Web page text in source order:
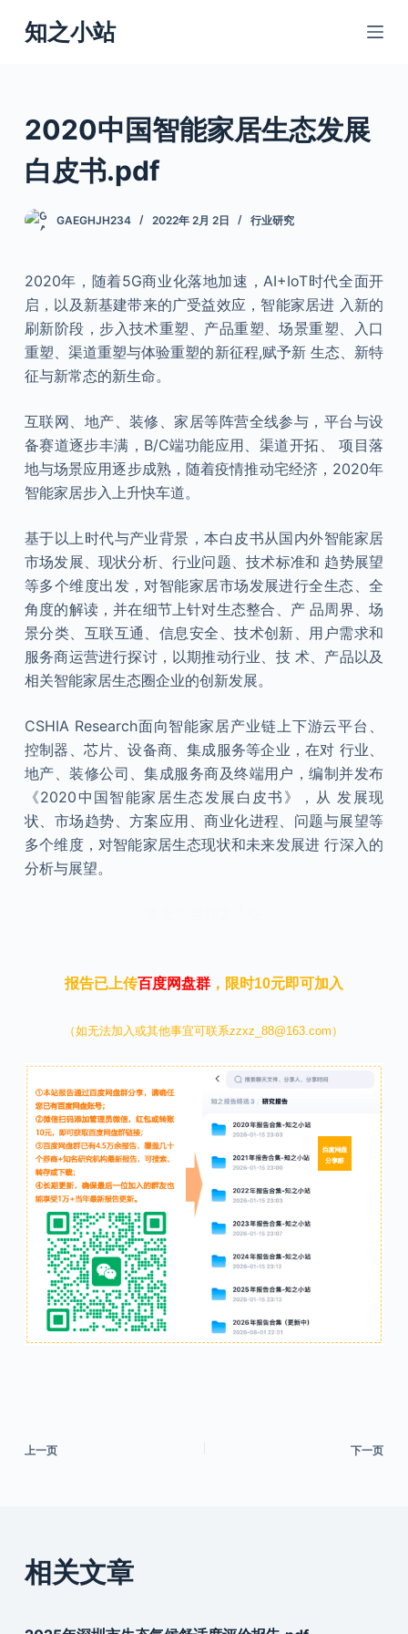
跳
过
知之小站
2020中国智能家居生态发展
白皮书.pdf
GAEGHJH234 2022年 2月 2日 行业研究
2020年，随着5G商业化落地加速，AI+IoT时代全面开
启，以及新基建带来的广受益效应，智能家居进 入新的
刷新阶段，步入技术重塑、产品重塑、场景重塑、入口
重塑、渠道重塑与体验重塑的新征程,赋予新 生态、新特
征与新常态的新生命。
互联网、地产、装修、家居等阵营全线参与，平台与设
备赛道逐步丰满，B/C端功能应用、渠道开拓、 项目落
地与场景应用逐步成熟，随着疫情推动宅经济，2020年
智能家居步入上升快车道。
基于以上时代与产业背景，本白皮书从国内外智能家居
市场发展、现状分析、行业问题、技术标准和 趋势展望
等多个维度出发，对智能家居市场发展进行全生态、全
角度的解读，并在细节上针对生态整合、产 品周界、场
景分类、互联互通、信息安全、技术创新、用户需求和
服务商运营进行探讨，以期推动行业、技 术、产品以及
相关智能家居生态圈企业的创新发展。
CSHIA Research面向智能家居产业链上下游云平台、
控制器、芯片、设备商、集成服务等企业，在对 行业、
地产、装修公司、集成服务商及终端用户，编制并发布
《2020中国智能家居生态发展白皮书》，从 发展现
状、市场趋势、方案应用、商业化进程、问题与展望等
多个维度，对智能家居生态现状和未来发展进 行深入的
分析与展望。
报告已上传百度网盘群，限时10元即可加入
（如无法加入或其他事宜可联系zzxz_88@163.com）
上一页 下一页
相关文章